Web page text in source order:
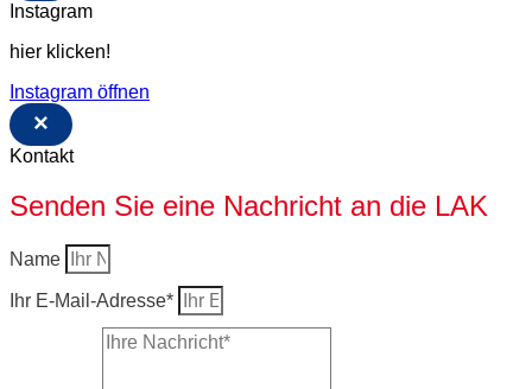
Instagram
hier klicken!
Instagram öffnen
×
Kontakt
Senden Sie eine Nachricht an die LAK
Name
Ihr E-Mail-Adresse*